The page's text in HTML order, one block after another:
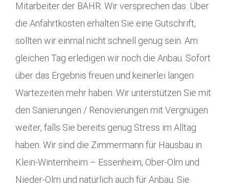
Mitarbeiter der BÄHR. Wir versprechen das. Über
die Anfahrtkosten erhalten Sie eine Gutschrift,
sollten wir einmal nicht schnell genug sein. Am
gleichen Tag erledigen wir noch die Anbau. Sofort
über das Ergebnis freuen und keinerlei langen
Wartezeiten mehr haben. Wir unterstützen Sie mit
den Sanierungen / Renovierungen mit Vergnügen
weiter, falls Sie bereits genug Stress im Alltag
haben. Wir sind die Zimmermann für Hausbau in
Klein-Winternheim – Essenheim, Ober-Olm und
Nieder-Olm und natürlich auch für Anbau. Sie